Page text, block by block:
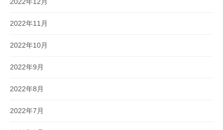
2022年11月
2022年10月
2022年9月
2022年8月
2022年7月